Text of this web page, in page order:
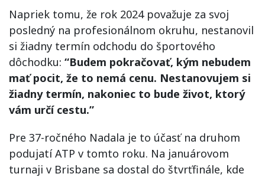
Napriek tomu, že rok 2024 považuje za svoj
posledný na profesionálnom okruhu, nestanovil
si žiadny termín odchodu do športového
dôchodku: “Budem pokračovať, kým nebudem
mať pocit, že to nemá cenu. Nestanovujem si
žiadny termín, nakoniec to bude život, ktorý
vám určí cestu.”
Pre 37-ročného Nadala je to účasť na druhom
podujatí ATP v tomto roku. Na januárovom
turnaji v Brisbane sa dostal do štvrťfinále, kde